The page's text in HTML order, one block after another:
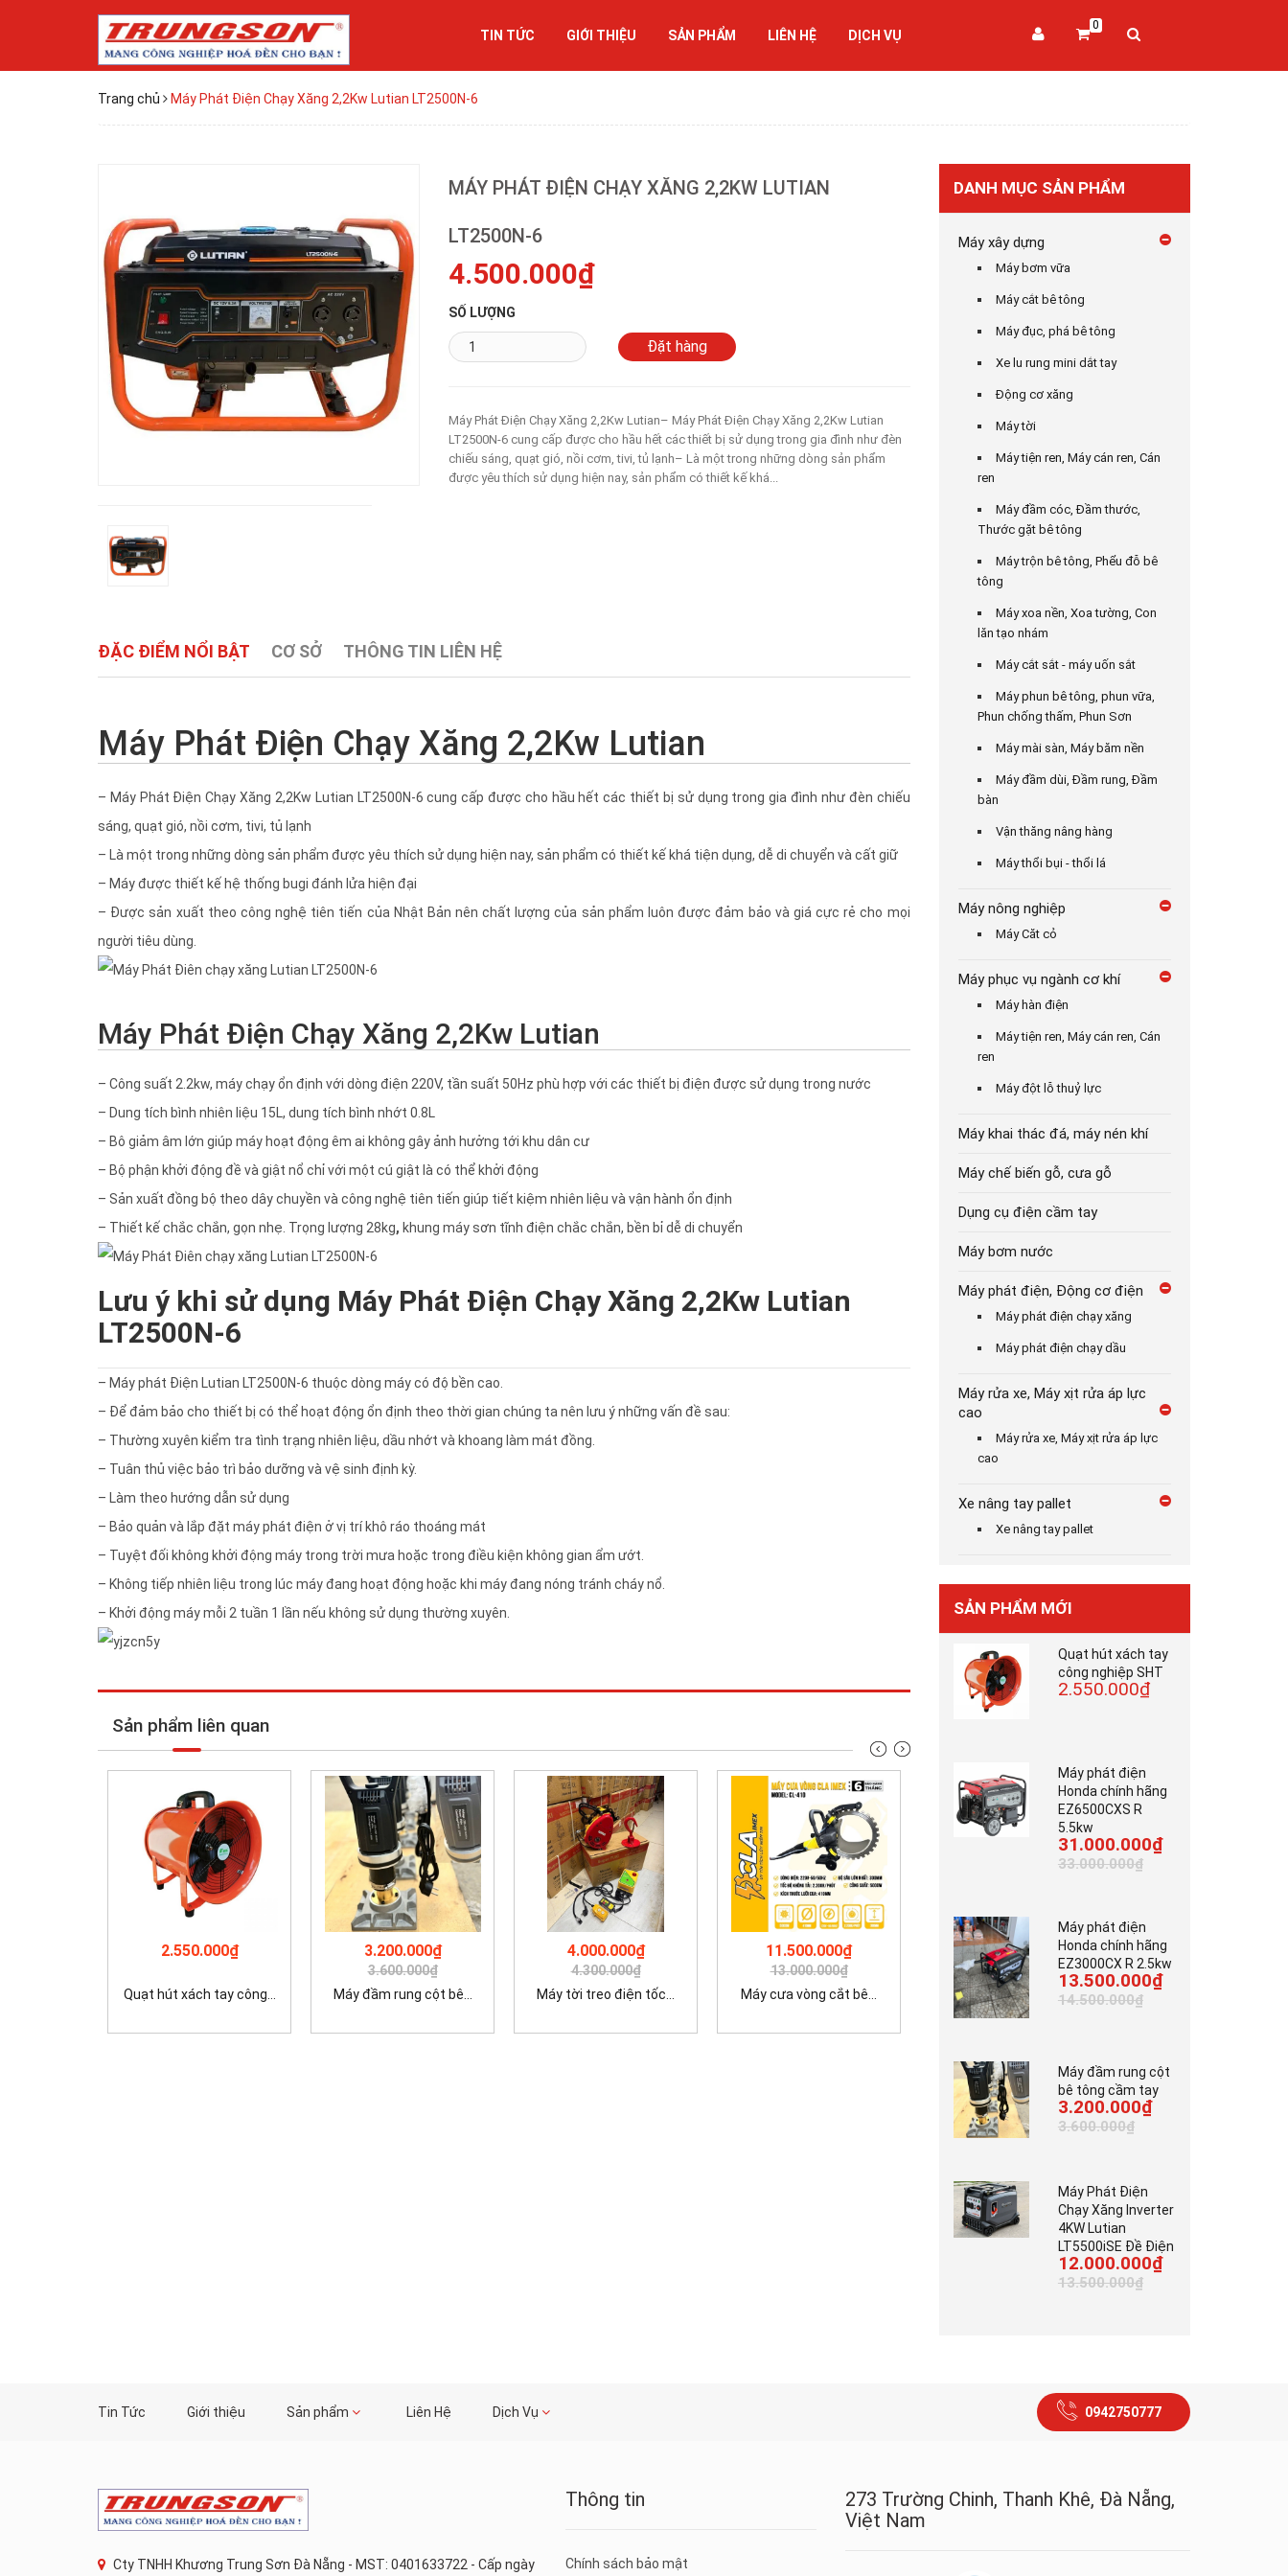
TIN TỨC GIỚI THIỆU SẢN PHẨM LIÊN HỆ DỊCH VỤ
0
Trang chủ Máy Phát Điện Chạy Xăng 2,2Kw Lutian LT2500N-6
MÁY PHÁT ĐIỆN CHẠY XĂNG 2,2KW LUTIAN
LT2500N-6
4.500.000₫
SỐ LƯỢNG
Máy Phát Điện Chạy Xăng 2,2Kw Lutian– Máy Phát Điện Chạy Xăng 2,2Kw Lutian
LT2500N-6 cung cấp được cho hầu hết các thiết bị sử dụng trong gia đình như đèn
chiếu sáng, quạt gió, nồi cơm, tivi, tủ lạnh– Là một trong những dòng sản phẩm
được yêu thích sử dụng hiện nay, sản phẩm có thiết kế khá...
ĐẶC ĐIỂM NỔI BẬT CƠ SỞ THÔNG TIN LIÊN HỆ
Máy Phát Điện Chạy Xăng 2,2Kw Lutian
– Máy Phát Điện Chạy Xăng 2,2Kw Lutian LT2500N-6 cung cấp được cho hầu hết các thiết bị sử dụng trong gia đình như đèn chiếu
sáng, quạt gió, nồi cơm, tivi, tủ lạnh
– Là một trong những dòng sản phẩm được yêu thích sử dụng hiện nay, sản phẩm có thiết kế khá tiện dụng, dễ di chuyển và cất giữ
– Máy được thiết kế hệ thống bugi đánh lửa hiện đại
– Được sản xuất theo công nghệ tiên tiến của Nhật Bản nên chất lượng của sản phẩm luôn được đảm bảo và giá cực rẻ cho mọi
người tiêu dùng.
Máy Phát Điện Chạy Xăng 2,2Kw Lutian
– Công suất 2.2kw, máy chạy ổn định với dòng điện 220V, tần suất 50Hz phù hợp với các thiết bị điện được sử dụng trong nước
– Dung tích bình nhiên liệu 15L, dung tích bình nhớt 0.8L
– Bô giảm âm lớn giúp máy hoạt động êm ai không gây ảnh hưởng tới khu dân cư
– Bộ phận khởi động đề và giật nổ chỉ với một cú giật là có thể khởi động
– Sản xuất đồng bộ theo dây chuyền và công nghệ tiên tiến giúp tiết kiệm nhiên liệu và vận hành ổn định
– Thiết kế chắc chắn, gọn nhẹ. Trọng lượng 28kg, khung máy sơn tĩnh điện chắc chắn, bền bỉ dễ di chuyển
Lưu ý khi sử dụng Máy Phát Điện Chạy Xăng 2,2Kw Lutian
LT2500N-6
– Máy phát Điện Lutian LT2500N-6 thuộc dòng máy có độ bền cao.
– Để đảm bảo cho thiết bị có thể hoạt động ổn định theo thời gian chúng ta nên lưu ý những vấn đề sau:
– Thường xuyên kiểm tra tình trạng nhiên liệu, dầu nhớt và khoang làm mát đồng.
– Tuân thủ việc bảo trì bảo dưỡng và vệ sinh định kỳ.
– Làm theo hướng dẫn sử dụng
– Bảo quản và lắp đặt máy phát điện ở vị trí khô ráo thoáng mát
– Tuyệt đối không khởi động máy trong trời mưa hoặc trong điều kiện không gian ẩm ướt.
– Không tiếp nhiên liệu trong lúc máy đang hoạt động hoặc khi máy đang nóng tránh cháy nổ.
– Khởi động máy mỗi 2 tuần 1 lần nếu không sử dụng thường xuyên.
Sản phẩm liên quan
2.550.000₫
Quạt hút xách tay công...
3.200.000₫
3.600.000₫
Máy đầm rung cột bê...
4.000.000₫
4.300.000₫
Máy tời treo điện tốc...
11.500.000₫
13.000.000₫
Máy cưa vòng cắt bê...
7.000.000₫
Máy tời kéo gỗ động...
Máy cắt bê tông cầm...
DANH MỤC SẢN PHẨM
Máy xây dựng
Máy bơm vữa
Máy cắt bê tông
Máy đục, phá bê tông
Xe lu rung mini dắt tay
Động cơ xăng
Máy tời
Máy tiện ren, Máy cán ren, Cán
ren
Máy đầm cóc, Đầm thước,
Thước gặt bê tông
Máy trộn bê tông, Phểu đỗ bê
tông
Máy xoa nền, Xoa tường, Con
lăn tạo nhám
Máy cắt sắt - máy uốn sắt
Máy phun bê tông, phun vữa,
Phun chống thấm, Phun Sơn
Máy mài sàn, Máy băm nền
Máy đầm dùi, Đầm rung, Đầm
bàn
Vận thăng nâng hàng
Máy thổi bụi - thổi lá
Máy nông nghiệp
Máy Căt cỏ
Máy phục vụ ngành cơ khí
Máy hàn điện
Máy tiện ren, Máy cán ren, Cán
ren
Máy đột lỗ thuỷ lực
Máy khai thác đá, máy nén khí
Máy chế biến gỗ, cưa gỗ
Dụng cụ điện cầm tay
Máy bơm nước
Máy phát điện, Động cơ điện
Máy phát điện chạy xăng
Máy phát điện chạy dầu
Máy rửa xe, Máy xịt rửa áp lực
cao
Máy rửa xe, Máy xịt rửa áp lực
cao
Xe nâng tay pallet
Xe nâng tay pallet
SẢN PHẨM MỚI
Quạt hút xách tay
công nghiệp SHT
2.550.000₫
Máy phát điện
Honda chính hãng
EZ6500CXS R
5.5kw
31.000.000₫
33.000.000₫
Máy phát điện
Honda chính hãng
EZ3000CX R 2.5kw
13.500.000₫
14.500.000₫
Máy đầm rung cột
bê tông cầm tay
3.200.000₫
3.600.000₫
Máy Phát Điện
Chạy Xăng Inverter
4KW Lutian
LT5500iSE Đề Điện
12.000.000₫
13.500.000₫
Tin Tức Giới thiệu Sản phẩm Liên Hệ Dịch Vụ 0942750777
Cty TNHH Khương Trung Sơn Đà Nẵng - MST: 0401633722 - Cấp ngày
Thông tin
Chính sách bảo mật
273 Trường Chinh, Thanh Khê, Đà Nẵng,
Việt Nam